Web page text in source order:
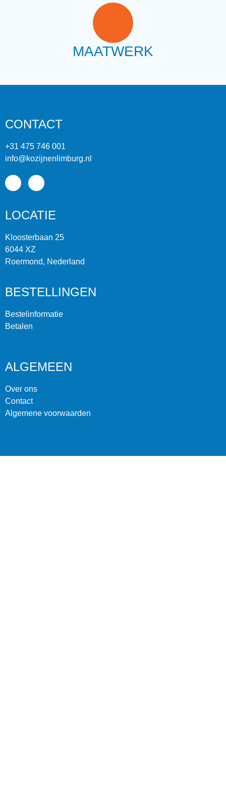
MAATWERK
CONTACT
+31 475 746 001
info@kozijnenlimburg.nl
LOCATIE
Kloosterbaan 25
6044 XZ
Roermond, Nederland
BESTELLINGEN
Bestelinformatie
Betalen
ALGEMEEN
Over ons
Contact
Algemene voorwaarden